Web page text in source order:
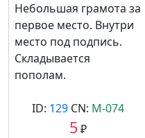
Небольшая грамота за
первое место. Внутри
место под подпись.
Складывается
пополам.
ID: 129CN: М-074
5₽